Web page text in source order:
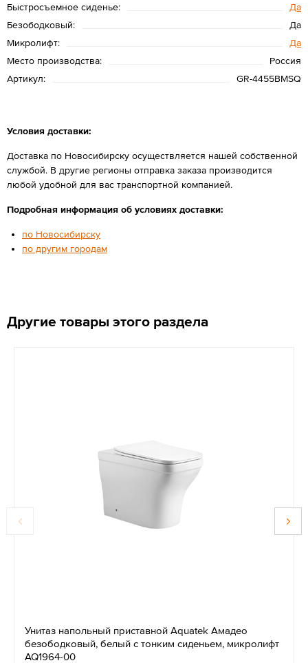
Быстросъемное сиденье:
Да
Безободковый:
Да
Микролифт:
Да
Место производства:
Россия
Артикул:
GR-4455BMSQ
Условия доставки:
Доставка по Новосибирску осуществляется нашей собственной
службой. В другие регионы отправка заказа производится
любой удобной для вас транспортной компанией.
Подробная информация об условиях доставки:
по Новосибирску
по другим городам
Другие товары этого раздела
Унитаз напольный приставной Aquatek Амадео
безободковый, белый с тонким сиденьем, микролифт
AQ1964-00